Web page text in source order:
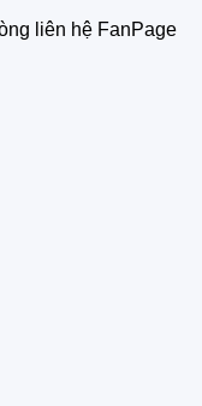
liên hệ FanPage